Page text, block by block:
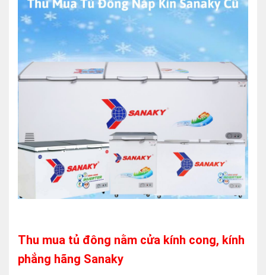
Thu mua tủ đông nằm cửa kính cong, kính
phẳng hãng Sanaky